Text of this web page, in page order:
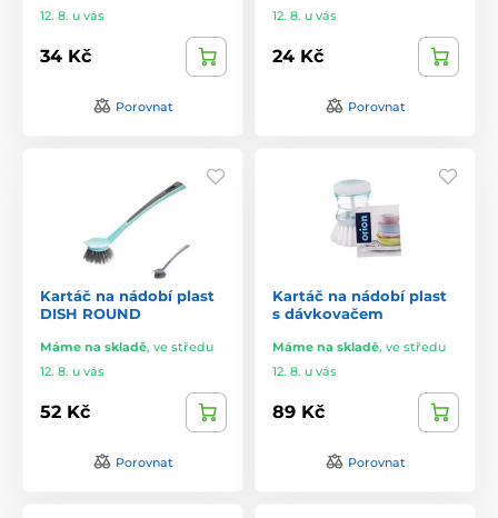
12. 8. u vás
34 Kč
Porovnat
12. 8. u vás
24 Kč
Porovnat
Kartáč na nádobí plast
DISH ROUND
Máme na skladě, ve středu
12. 8. u vás
52 Kč
Porovnat
Kartáč na nádobí plast
s dávkovačem
Máme na skladě, ve středu
12. 8. u vás
89 Kč
Porovnat